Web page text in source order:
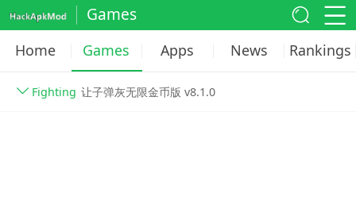
Games
Home Games Apps News Rankings
Fighting 让子弹灰无限金币版 v8.1.0